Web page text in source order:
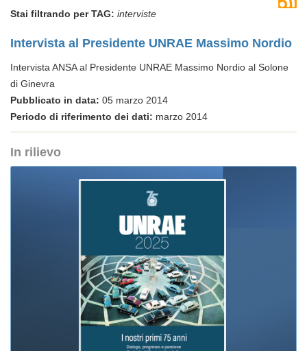
Stai filtrando per TAG: interviste
Intervista al Presidente UNRAE Massimo Nordio
Intervista ANSA al Presidente UNRAE Massimo Nordio al Solone
di Ginevra
Pubblicato in data: 05 marzo 2014
Periodo di riferimento dei dati: marzo 2014
In rilievo